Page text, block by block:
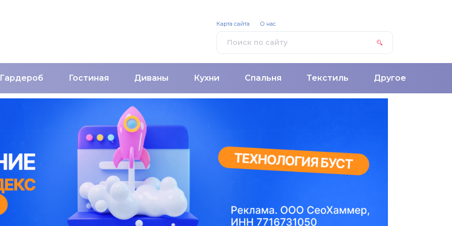
Гардероб Гостиная Диваны Кухни Спальня Текстиль Другое
Карта сайта О нас